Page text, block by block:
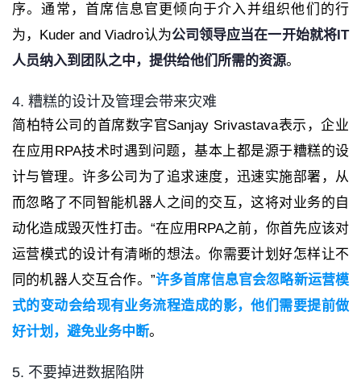
序。通常，首席信息官更倾向于介入并组织他们的行
为，Kuder and Viadro认为公司领导应当在一开始就将IT
人员纳入到团队之中，提供给他们所需的资源。
4. 糟糕的设计及管理会带来灾难
简柏特公司的首席数字官Sanjay Srivastava表示，企业
在应用RPA技术时遇到问题，基本上都是源于糟糕的设
计与管理。许多公司为了追求速度，迅速实施部署，从
而忽略了不同智能机器人之间的交互，这将对业务的自
动化造成毁灭性打击。“在应用RPA之前，你首先应该对
运营模式的设计有清晰的想法。你需要计划好怎样让不
同的机器人交互合作。”许多首席信息官会忽略新运营模
式的变动会给现有业务流程造成的影，他们需要提前做
好计划，避免业务中断。
5. 不要掉进数据陷阱